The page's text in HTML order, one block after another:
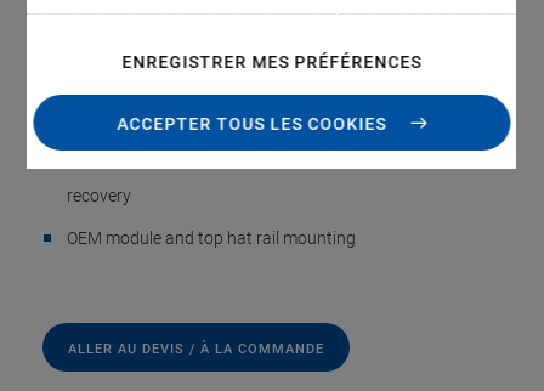
ENREGISTRER MES PRÉFÉRENCES
ACCEPTER TOUS LES COOKIES
Industrial / OEM Module with Energy Recovery for
Peak power to 280 W
High currents to 2000 mA
recovery
OEM module and top hat rail mounting
ALLER AU DEVIS / À LA COMMANDE